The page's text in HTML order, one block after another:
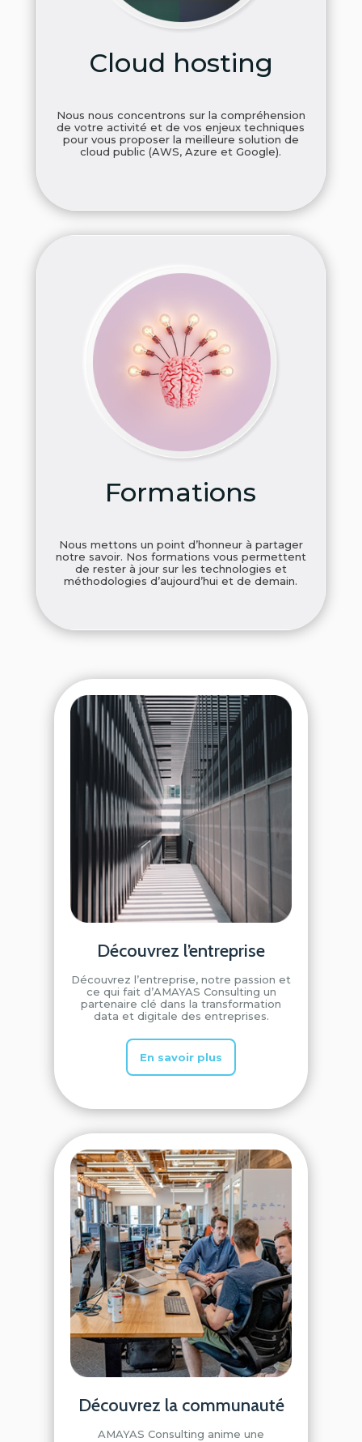
Cloud hosting
Nous nous concentrons sur la compréhension
de votre activité et de vos enjeux techniques
pour vous proposer la meilleure solution de
cloud public (AWS, Azure et Google).
Formations
Nous mettons un point d’honneur à partager
notre savoir. Nos formations vous permettent
de rester à jour sur les technologies et
méthodologies d’aujourd’hui et de demain.
Découvrez l’entreprise
Découvrez l’entreprise, notre passion et
ce qui fait d’AMAYAS Consulting un
partenaire clé dans la transformation
data et digitale des entreprises.
En savoir plus
Découvrez la communauté
AMAYAS Consulting anime une